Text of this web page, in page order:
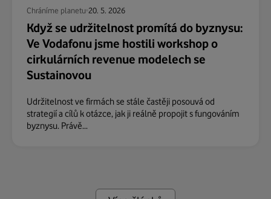
Chráníme planetu 20. 5. 2026
Když se udržitelnost promítá do byznysu:
Ve Vodafonu jsme hostili workshop o
cirkulárních revenue modelech se
Sustainovou
Udržitelnost ve firmách se stále častěji posouvá od
strategií a cílů k otázce, jak ji reálně propojit s fungováním
byznysu. Právě...